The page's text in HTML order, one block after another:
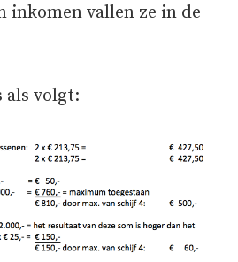
inkomen vallen ze in de
als volgt: